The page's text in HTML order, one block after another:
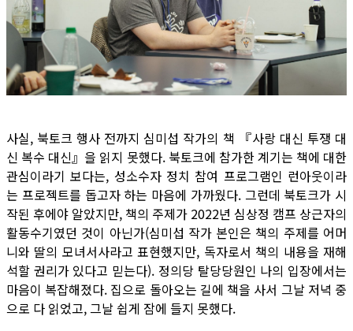
사실, 북토크 행사 전까지 심미섭 작가의 책 『사랑 대신 투쟁 대
신 복수 대신』을 읽지 못했다. 북토크에 참가한 계기는 책에 대한
관심이라기 보다는, 성소수자 정치 참여 프로그램인 런아웃이라
는 프로젝트를 돕고자 하는 마음에 가까웠다. 그런데 북토크가 시
작된 후에야 알았지만, 책의 주제가 2022년 심상정 캠프 상근자의
활동수기였던 것이 아닌가(심미섭 작가 본인은 책의 주제를 어머
니와 딸의 모녀서사라고 표현했지만, 독자로서 책의 내용을 재해
석할 권리가 있다고 믿는다). 정의당 탈당당원인 나의 입장에서는
마음이 복잡해졌다. 집으로 돌아오는 길에 책을 사서 그날 저녁 중
으로 다 읽었고, 그날 쉽게 잠에 들지 못했다.